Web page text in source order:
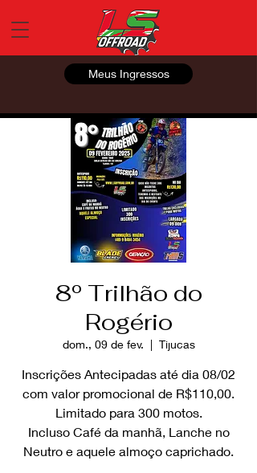
Meus Ingressos
8º Trilhão do
Rogério
dom., 09 de fev.
  |
Tijucas
Inscrições Antecipadas até dia 08/02
com valor promocional de R$110,00.
Limitado para 300 motos.
Incluso Café da manhã, Lanche no
Neutro e aquele almoço caprichado.